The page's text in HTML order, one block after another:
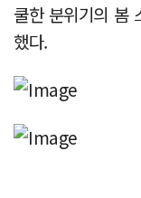
쿨한 분위기의 봄
했다.